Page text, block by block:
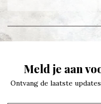
Meld je aan
Ontvang de laatste